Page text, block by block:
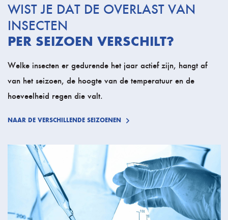
WIST JE DAT DE OVERLAST VAN
INSECTEN
PER SEIZOEN VERSCHILT?
Welke insecten er gedurende het jaar actief zijn, hangt af
van het seizoen, de hoogte van de temperatuur en de
hoeveelheid regen die valt.
NAAR DE VERSCHILLENDE SEIZOENEN